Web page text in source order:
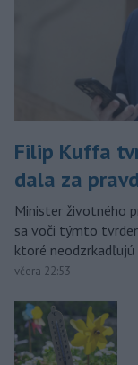
Filip Kuffa
dala za
Minister životného
sa voči týmto
ktoré
včera 22:53